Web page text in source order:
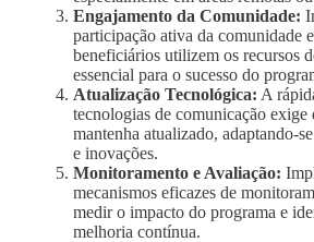
Engajamento da Comunidade:
participação ativa da comunidade
beneficiários utilizem os recursos
essencial para o sucesso do
Atualização Tecnológica: A
tecnologias de comunicação exige
mantenha atualizado, adaptando-
e inovações.
Monitoramento e Avaliação:
mecanismos eficazes de
medir o impacto do programa e
melhoria contínua.